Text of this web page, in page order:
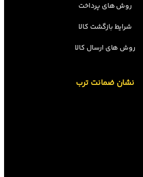
روش های پرداخت
شرایط بازگشت کالا
روش های ارسال کالا
نشان ضمانت ترب